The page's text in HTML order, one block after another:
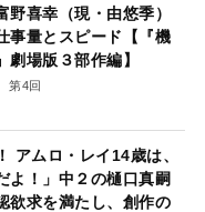
野喜幸（現・由悠季）
事量とスピード【『機
劇場版３部作編】
第4回
アムロ・レイ14歳は、
よ！」中２の樋口真嗣
欲求を満たし、創作の